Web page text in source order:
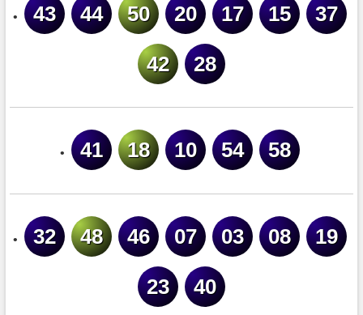
• 43 44 50 20 17 15 37
42 28
• 41 18 10 54 58
• 32 48 46 07 03 08 19
23 40